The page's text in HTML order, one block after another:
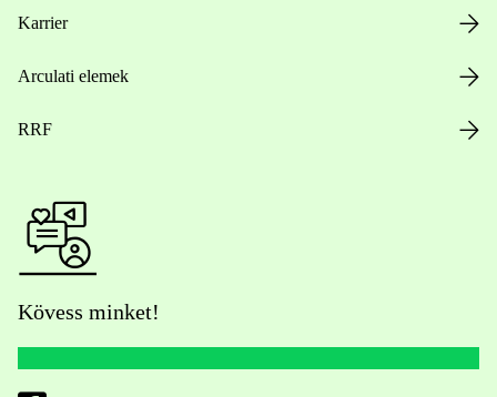
Karrier
Arculati elemek
RRF
Kövess minket!